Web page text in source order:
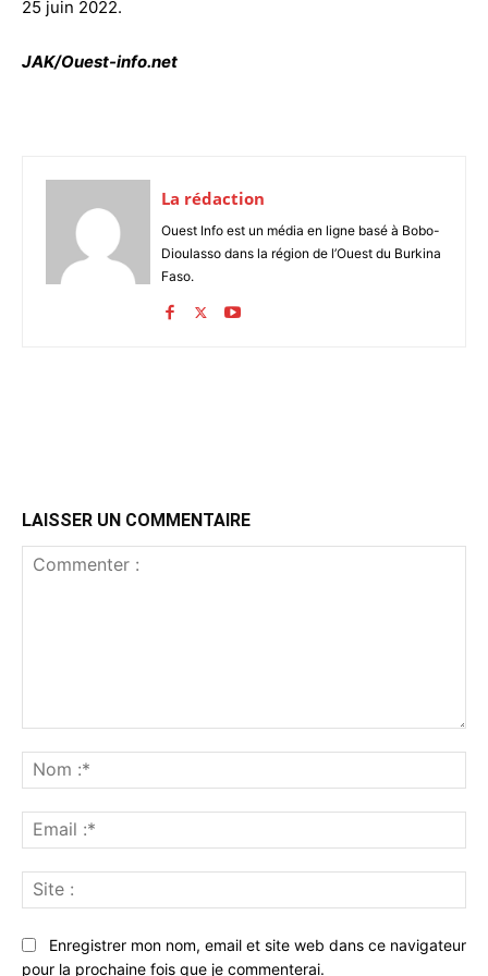
25 juin 2022.
JAK/Ouest-info.net
La rédaction
Ouest Info est un média en ligne basé à Bobo-
Dioulasso dans la région de l’Ouest du Burkina
Faso.
LAISSER UN COMMENTAIRE
:*
:*
:
Enregistrer mon nom, email et site web dans ce navigateur
pour la prochaine fois que je commenterai.